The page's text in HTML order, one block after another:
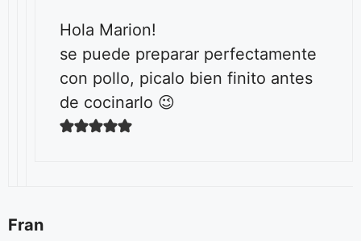
Hola Marion!
se puede preparar perfectamente
con pollo, picalo bien finito antes
de cocinarlo 😉
Fran